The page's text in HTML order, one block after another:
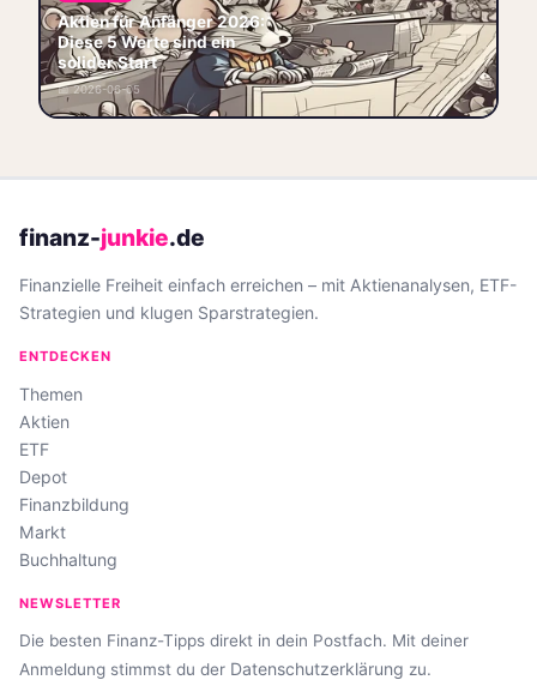
Aktien für Anfänger 2026:
Diese 5 Werte sind ein
solider Start
📅 2026-06-05
Dividende, Wachstum &
Stabilität – starte jetzt dein
Portfolio
🏷️ Aktien
🚀 Einsteiger
🌱 Anfänger
💰 Dividende
finanz-junkie.de
Finanzielle Freiheit einfach erreichen – mit Aktienanalysen, ETF-
Strategien und klugen Sparstrategien.
ENTDECKEN
Themen
Aktien
ETF
Depot
Finanzbildung
Markt
Buchhaltung
NEWSLETTER
Die besten Finanz-Tipps direkt in dein Postfach. Mit deiner
Anmeldung stimmst du der Datenschutzerklärung zu.